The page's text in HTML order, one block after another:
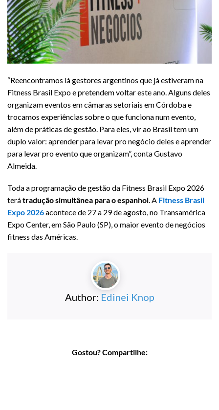
“Reencontramos lá gestores argentinos que já estiveram na
Fitness Brasil Expo e pretendem voltar este ano. Alguns deles
organizam eventos em câmaras setoriais em Córdoba e
trocamos experiências sobre o que funciona num evento,
além de práticas de gestão. Para eles, vir ao Brasil tem um
duplo valor: aprender para levar pro negócio deles e aprender
para levar pro evento que organizam”, conta Gustavo
Almeida.
Toda a programação de gestão da Fitness Brasil Expo 2026
terátradução simultânea para o espanhol. A Fitness Brasil
Expo 2026acontece de 27 a 29 de agosto, no Transamérica
Expo Center, em São Paulo (SP), o maior evento de negócios
fitness das Américas.
Author: Edinei Knop
Gostou? Compartilhe: